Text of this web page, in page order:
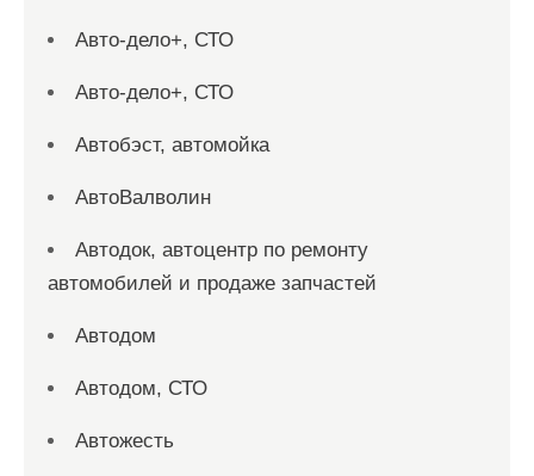
Авто-дело+, СТО
Авто-дело+, СТО
Автобэст, автомойка
АвтоВалволин
Автодок, автоцентр по ремонту
автомобилей и продаже запчастей
Автодом
Автодом, СТО
Автожесть